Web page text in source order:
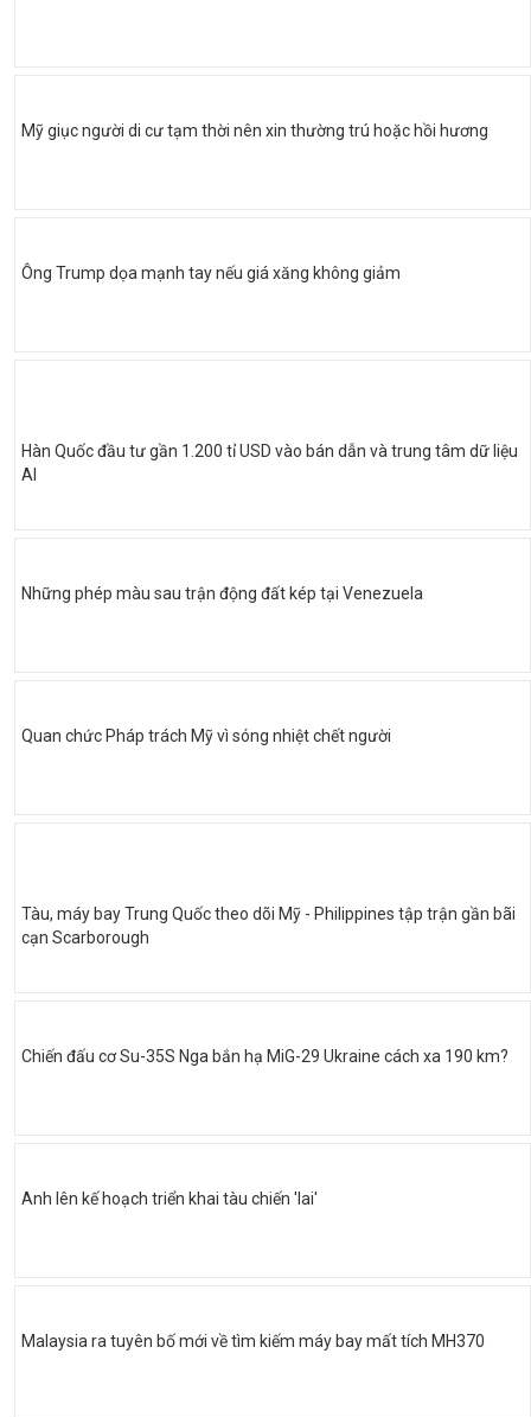
Mỹ giục người di cư tạm thời nên xin thường trú hoặc hồi hương
Ông Trump dọa mạnh tay nếu giá xăng không giảm
Hàn Quốc đầu tư gần 1.200 tỉ USD vào bán dẫn và trung tâm dữ liệu
AI
Những phép màu sau trận động đất kép tại Venezuela
Quan chức Pháp trách Mỹ vì sóng nhiệt chết người
Tàu, máy bay Trung Quốc theo dõi Mỹ - Philippines tập trận gần bãi
cạn Scarborough
Chiến đấu cơ Su-35S Nga bắn hạ MiG-29 Ukraine cách xa 190 km?
Anh lên kế hoạch triển khai tàu chiến 'lai'
Malaysia ra tuyên bố mới về tìm kiếm máy bay mất tích MH370